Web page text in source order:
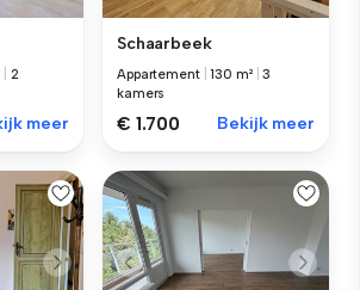
2
meer
Schaarbeek
Appartement |130 m² |3
kamers
€ 1.700 Bekijk meer